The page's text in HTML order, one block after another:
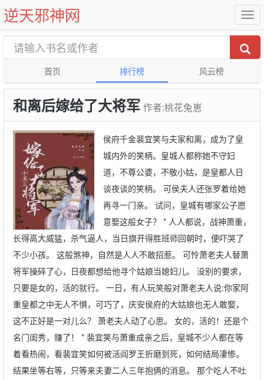
逆天邪神网
首页 排行榜 风云榜
和离后嫁给了大将军 作者:桃花兔崽
侯府千金裴宜笑与夫家和离，成为了皇
城内外的笑柄。皇城人都称她不守妇
道，不尊公婆，不敬小姑，是皇都人日
谈夜谈的笑柄。 可侯夫人还张罗着给她
再寻一门亲。 试问，皇城有哪家公子愿
意娶这般女子？ * 人人都说，战神萧重，
长得高大威猛，杀气逼人，当日旗开得胜班师回朝时，便吓哭了
不少小孩。 这般煞神，自然是人人不敢招惹。 可怜萧老夫人替萧
将军操碎了心，日夜都想给他寻个姑娘当媳妇儿。 没别的要求，
只要是女的，活的就行。 一日，有人玩笑般对萧老夫人说:你家阿
重皇都之中无人不惧，可巧了，庆安侯府的大姑娘也无人敢娶，
这不正好是一对儿么？ 萧老夫人动了心思。 女的，活的！还是个
名门闺秀，赚了！ * 裴宜笑与萧重成亲之后，皇城不少人都在等
着看热闹，看裴宜笑如何被活阎罗王折磨到死，如何结局凄惨。
结果坐等右等，只等来夫妻二人三年抱俩的消息。 那个吃人不吐